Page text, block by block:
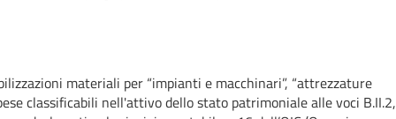
materiali per “impianti e macchinari”, “attrezzature
classificabili nell'attivo dello stato patrimoniale alle voci B.II.2,